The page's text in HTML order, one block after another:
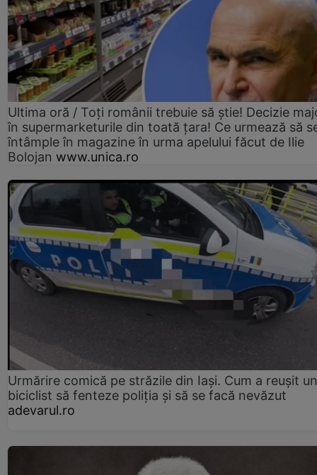
Ultima oră / Toți românii trebuie să știe! Decizie
în supermarketurile din toată țara! Ce urmează să
întâmple în magazine în urma apelului făcut de Ilie
Bolojan www.unica.ro
Urmărire comică pe străzile din Iași. Cum a reușit un
biciclist să fenteze poliția și să se facă nevăzut
adevarul.ro